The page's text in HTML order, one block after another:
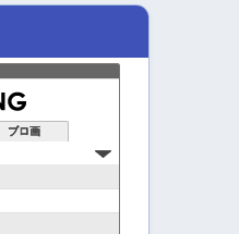
ブロ画